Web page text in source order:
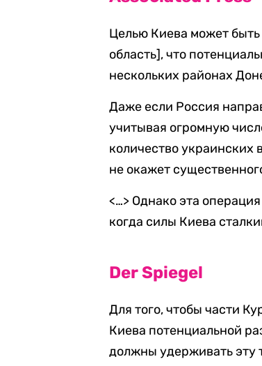
Целью Киева может
область], что
нескольких районах
Даже если Россия
учитывая огромную
количество украинских
не окажет
<…> Однако эта
когда силы Киева
Der Spiegel
Для того, чтобы части
Киева потенциальной
должны удерживать эту